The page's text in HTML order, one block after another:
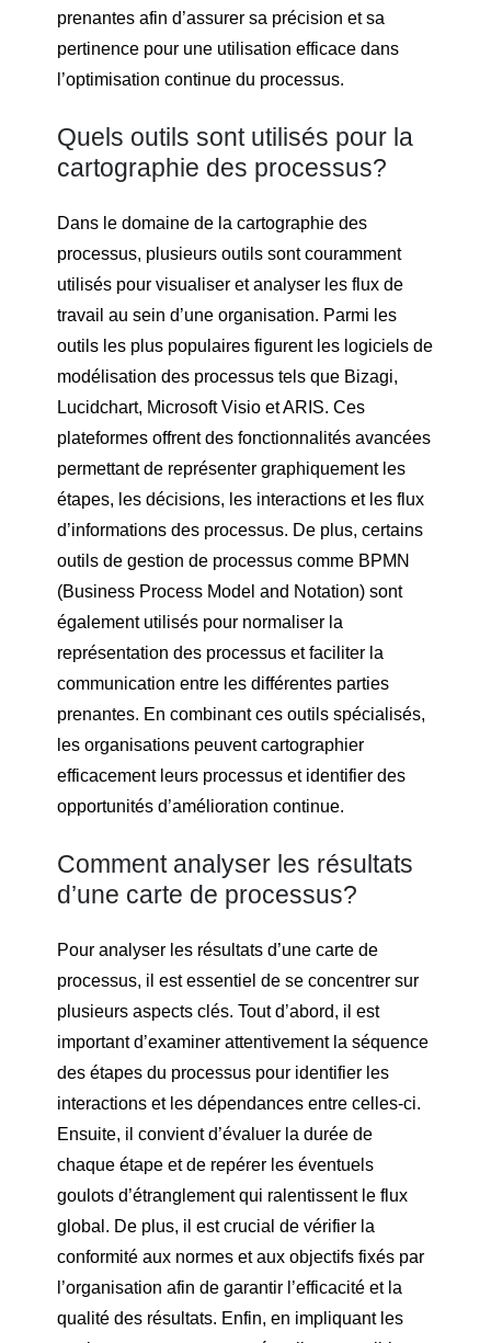
prenantes afin d’assurer sa précision et sa
pertinence pour une utilisation efficace dans
l’optimisation continue du processus.
Quels outils sont utilisés pour la
cartographie des processus?
Dans le domaine de la cartographie des
processus, plusieurs outils sont couramment
utilisés pour visualiser et analyser les flux de
travail au sein d’une organisation. Parmi les
outils les plus populaires figurent les logiciels de
modélisation des processus tels que Bizagi,
Lucidchart, Microsoft Visio et ARIS. Ces
plateformes offrent des fonctionnalités avancées
permettant de représenter graphiquement les
étapes, les décisions, les interactions et les flux
d’informations des processus. De plus, certains
outils de gestion de processus comme BPMN
(Business Process Model and Notation) sont
également utilisés pour normaliser la
représentation des processus et faciliter la
communication entre les différentes parties
prenantes. En combinant ces outils spécialisés,
les organisations peuvent cartographier
efficacement leurs processus et identifier des
opportunités d’amélioration continue.
Comment analyser les résultats
d’une carte de processus?
Pour analyser les résultats d’une carte de
processus, il est essentiel de se concentrer sur
plusieurs aspects clés. Tout d’abord, il est
important d’examiner attentivement la séquence
des étapes du processus pour identifier les
interactions et les dépendances entre celles-ci.
Ensuite, il convient d’évaluer la durée de
chaque étape et de repérer les éventuels
goulots d’étranglement qui ralentissent le flux
global. De plus, il est crucial de vérifier la
conformité aux normes et aux objectifs fixés par
l’organisation afin de garantir l’efficacité et la
qualité des résultats. Enfin, en impliquant les